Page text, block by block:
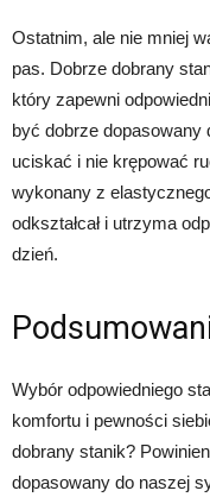
Ostatnim, ale nie mniej
pas. Dobrze dobrany
który zapewni
być dobrze dopasowany
uciskać i nie krępować
wykonany z
odkształcał i utrzyma
dzień.
Wybór odpowiedniego
komfortu i pewności
dobrany stanik?
dopasowany do naszej